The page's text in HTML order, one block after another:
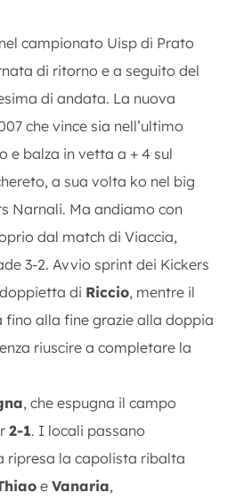
campionato Uisp di Prato
di ritorno e a seguito del
di andata. La nuova
che vince sia nell’ultimo
e balza in vetta a + 4 sul
a sua volta ko nel big
Narnali. Ma andiamo con
dal match di Viaccia,
3-2. Avvio sprint dei Kickers
di Riccio, mentre il
fino alla fine grazie alla doppia
riuscire a completare la
, che espugna il campo
2-1. I locali passano
ripresa la capolista ribalta
e Vanaria,